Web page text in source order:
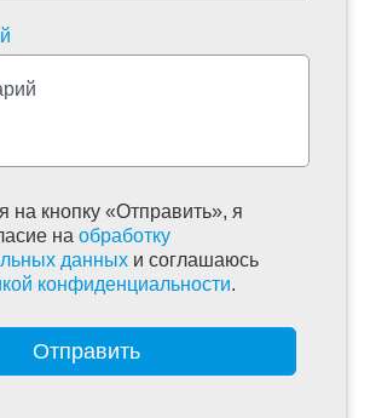
на кнопку «Отправить», я
на обработку
данных и соглашаюсь
конфиденциальности.
Отправить